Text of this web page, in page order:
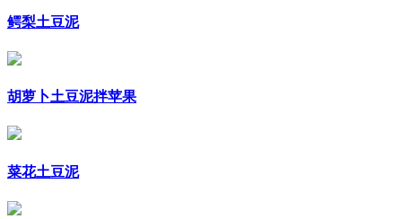
鳄梨土豆泥
胡萝卜土豆泥拌苹果
菜花土豆泥